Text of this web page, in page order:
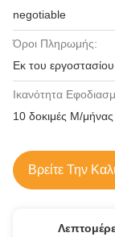
negotiable
Όροι Πληρωμής:
Εκ του εργοστασίου
Ικανότητα
10 δοκιμές Μ/μήνας
Βρείτε Την